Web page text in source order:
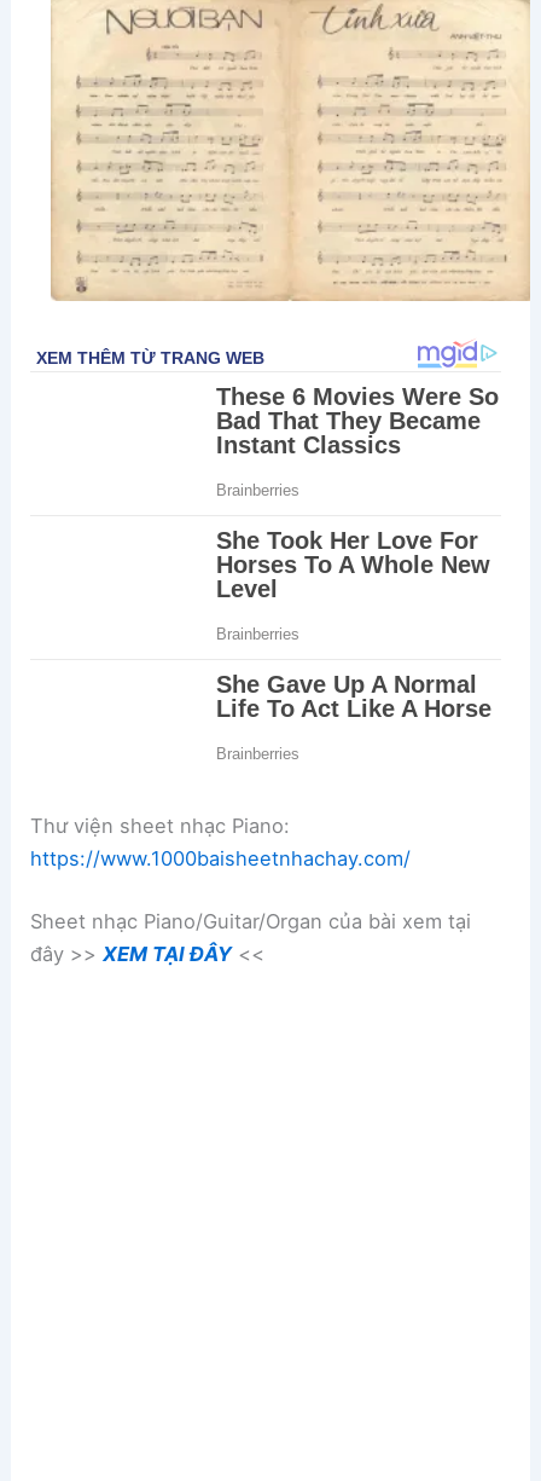
Thư viện sheet nhạc Piano:
https://www.1000baisheetnhachay.com/
Sheet nhạc Piano/Guitar/Organ của bài xem tại
đây >>XEM TẠI ĐÂY<<